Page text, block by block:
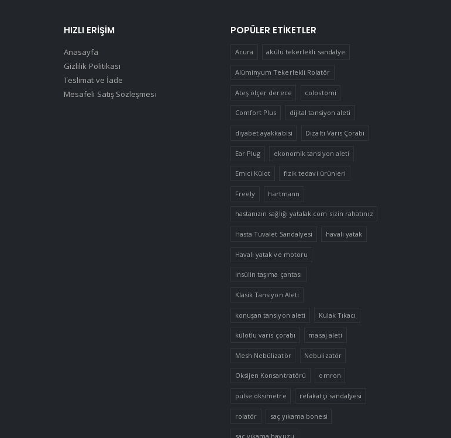
HIZLI ERIŞIM
Anasayfa
Gizlilik Politikası
Teslimat ve İade
Mesafeli Satış Sözleşmesi
POPÜLER ETIKETLER
Acura akülü tekerlekli sandalye
Alüminyum Tekerlekli Rolatör
Ateş ölçer derece colostomi
Comfort Plus dijital tansiyon aleti
diyabet ayakkabisi Dizaltı Varis Çorabı
Ear Plug ekonomik tansiyon aleti
Emici Külot fizik tedavi ürünleri
Freely hartmann
hastanızın sağlığı yatalak.com sizin rahatınız
Hasta Tuvalet Sandalyesi havalı yatak
Havalı yatak ve motoru
insülin taşıma çantası
Klasik Tansiyon Aleti
konuşan tansiyon aleti Kulak Tıkacı
külotlu varis çorabı masaj aleti
Mesh Nebülizatör Nebulizatör
Oksijen Konsantratörü omron
pulse oksimetre refakatçi sandalyesi
rolatör saç yıkama bonesi